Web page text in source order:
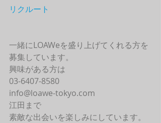
リクルート
一緒にLOAWeを盛り上げてくれる方を
募集しています。
興味がある方は
03-6407-8580
info@loawe-tokyo.com
江田まで
素敵な出会いを楽しみにしています。